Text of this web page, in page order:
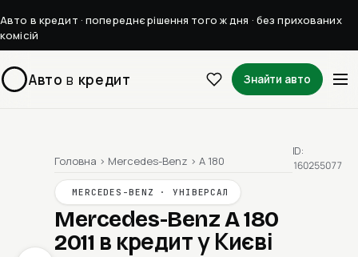
Авто в кредит · попереднє рішення того ж дня · без прихованих
комісій
Авто в кредит Знайти авто
Головна › Mercedes-Benz › A 180
MERCEDES-BENZ · УНІВЕРСАЛ
Mercedes-Benz A 180
2011 в кредит у Києві
ID:
160255077